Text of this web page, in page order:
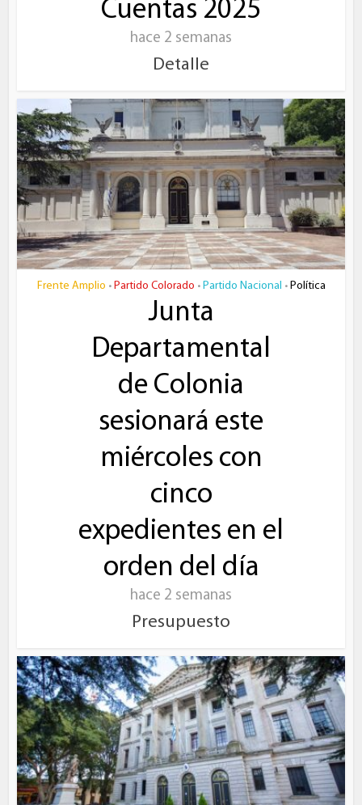
Cuentas 2025
hace 2 semanas
Detalle
Frente Amplio • Partido Colorado • Partido Nacional • Política
Junta
Departamental
de Colonia
sesionará este
miércoles con
cinco
expedientes en el
orden del día
hace 2 semanas
Presupuesto